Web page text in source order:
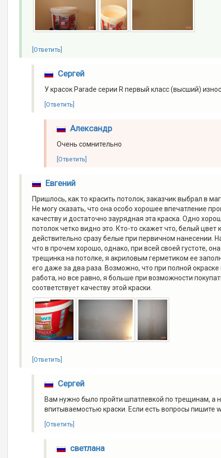
[Ответить]
Сергей
У красок Parade серии R первый класс (высший)
[Ответить]
Александр
Очень сомнительно
[Ответить]
Евгений
Пришлось, как то красить потолок, заказчик выбрал в
Не могу сказать, что она особо хорошее впечатление
качеству и достаточно заурядная эта краска. Одно
потолок четко видно это. Кто-то скажет что, белый цвет
действительно сразу белые при первичном нанесении.
что в прочем хорошо, однако, при всей своей густоте,
трещинка на потолке, я акриловым герметиком ее
его даже за два раза. Возможно, что при полной
работа, но все равно, я больше при возможности
соответствует качеству этой краски.
[Ответить]
Сергей
Вам нужно было пройти шпатлевкой по трещинам, а
впитываемостью краски. Если есть вопросы пишите
[Ответить]
светлана